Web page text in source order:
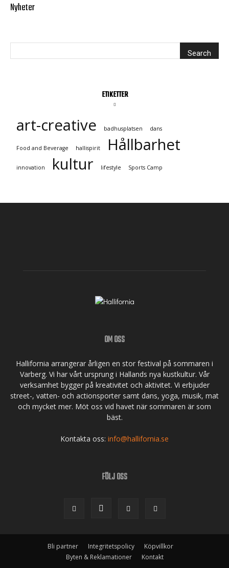
Nyheter
ETIKETTER
art-creative badhusplatsen dans
Food and Beverage hallispirit Hållbarhet
innovation kultur lifestyle Sports Camp
OM OSS
Hallifornia arrangerar årligen en stor festival på sommaren i
Varberg. Vi har vårt ursprung i Hallands nya kustkultur. Vår
verksamhet bygger på kreativitet och aktivitet. Vi erbjuder
street-, vatten- och actionsporter samt dans, yoga, musik, mat
och mycket mer. Möt oss vid havet när sommaren är som
bäst.
Kontakta oss: info@hallifornia.se
FÖLJ OSS
Bli partner Integritetspolicy
Köpvillkor
Byten & Reklamationer
Kontakt